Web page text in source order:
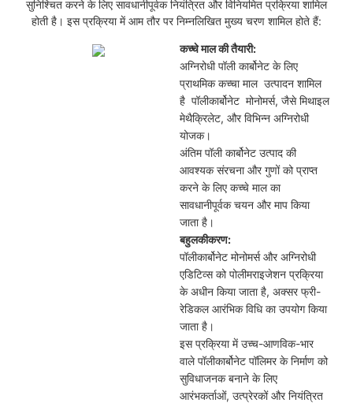
सुनिश्चित करने के लिए सावधानीपूर्वक नियंत्रित और विनियमित प्रक्रिया शामिल
होती है। इस प्रक्रिया में आम तौर पर निम्नलिखित मुख्य चरण शामिल होते हैं:
कच्चे माल की तैयारी:
अग्निरोधी पॉली कार्बोनेट के लिए
प्राथमिक कच्चा माल उत्पादन शामिल
है पॉलीकार्बोनेट मोनोमर्स, जैसे मिथाइल
मेथैक्रिलेट, और विभिन्न अग्निरोधी
योजक।
अंतिम पॉली कार्बोनेट उत्पाद की
आवश्यक संरचना और गुणों को प्राप्त
करने के लिए कच्चे माल का
सावधानीपूर्वक चयन और माप किया
जाता है।
बहुलकीकरण:
पॉलीकार्बोनेट मोनोमर्स और अग्निरोधी
एडिटिव्स को पोलीमराइजेशन प्रक्रिया
के अधीन किया जाता है, अक्सर फ्री-
रेडिकल आरंभिक विधि का उपयोग किया
जाता है।
इस प्रक्रिया में उच्च-आणविक-भार
वाले पॉलीकार्बोनेट पॉलिमर के निर्माण को
सुविधाजनक बनाने के लिए
आरंभकर्ताओं, उत्प्रेरकों और नियंत्रित